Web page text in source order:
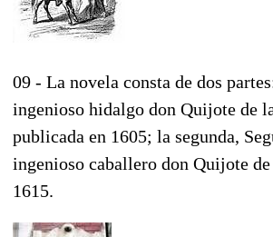
09 - La novela consta de dos
ingenioso hidalgo don Quijote de
publicada en 1605; la segunda,
ingenioso caballero don Quijote
1615.